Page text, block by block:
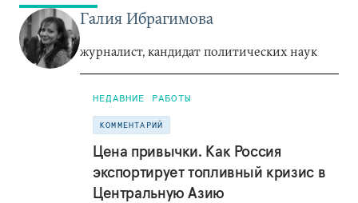
Галия Ибрагимова
журналист, кандидат политических наук
НЕДАВНИЕ РАБОТЫ
КОММЕНТАРИЙ
Цена привычки. Как Россия
экспортирует топливный кризис в
Центральную Азию